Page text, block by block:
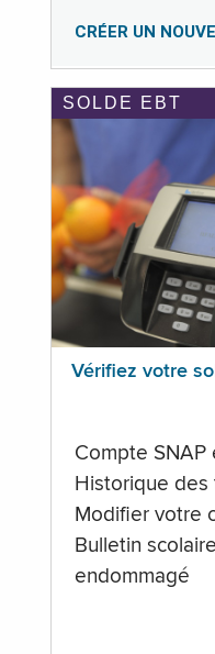
CRÉER UN
SOLDE EBT
Vérifiez votre
Compte
Historique des
Modifier votre
Bulletin
endommagé